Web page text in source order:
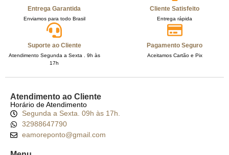
Entrega Garantida
Enviamos para todo Brasil
Cliente Satisfeito
Entrega rápida
Suporte ao Cliente
Atendimento Segunda a Sexta . 9h às
17h
Pagamento Seguro
Aceitamos Cartão e Pix
Atendimento ao Cliente
Horário de Atendimento
Segunda a Sexta. 09h às 17h.
32988647790
eamoreponto@gmail.com